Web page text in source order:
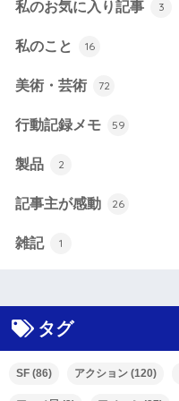
私のお気に入り記事 3
私のこと 16
美術・芸術 72
行動記録メモ 59
製品 2
記事主が感動 26
雑記 1
タグ
SF (86) アクション (120)